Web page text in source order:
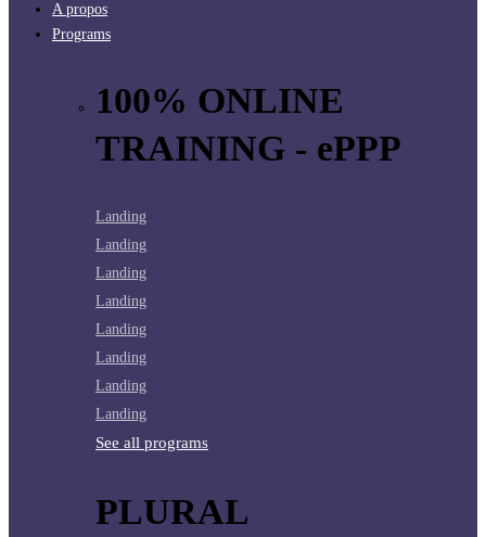
A propos
Programs
100% ONLINE
TRAINING - ePPP
Landing
Landing
Landing
Landing
Landing
Landing
Landing
Landing
See all programs
PLURAL